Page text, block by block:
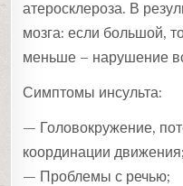
атеросклероза. В
мозга: если большой,
меньше – нарушение
Симптомы инсульта:
— Головокружение,
координации движения;
— Проблемы с речью;